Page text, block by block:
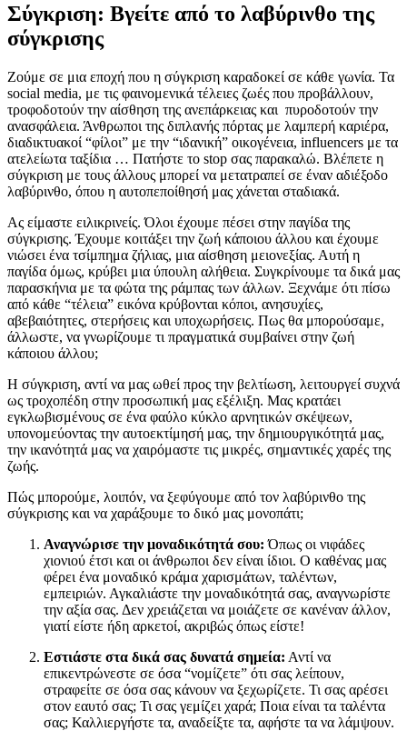
Σύγκριση: Βγείτε από το λαβύρινθο της
σύγκρισης
Ζούμε σε μια εποχή που η σύγκριση καραδοκεί σε κάθε γωνία. Τα
social media, με τις φαινομενικά τέλειες ζωές που προβάλλουν,
τροφοδοτούν την αίσθηση της ανεπάρκειας και πυροδοτούν την
ανασφάλεια. Άνθρωποι της διπλανής πόρτας με λαμπερή καριέρα,
διαδικτυακοί “φίλοι” με την “ιδανική” οικογένεια, influencers με τα
ατελείωτα ταξίδια … Πατήστε το stop σας παρακαλώ. Βλέπετε η
σύγκριση με τους άλλους μπορεί να μετατραπεί σε έναν αδιέξοδο
λαβύρινθο, όπου η αυτοπεποίθησή μας χάνεται σταδιακά.
Ας είμαστε ειλικρινείς. Όλοι έχουμε πέσει στην παγίδα της
σύγκρισης. Έχουμε κοιτάξει την ζωή κάποιου άλλου και έχουμε
νιώσει ένα τσίμπημα ζήλιας, μια αίσθηση μειονεξίας. Αυτή η
παγίδα όμως, κρύβει μια ύπουλη αλήθεια. Συγκρίνουμε τα δικά μας
παρασκήνια με τα φώτα της ράμπας των άλλων. Ξεχνάμε ότι πίσω
από κάθε “τέλεια” εικόνα κρύβονται κόποι, ανησυχίες,
αβεβαιότητες, στερήσεις και υποχωρήσεις. Πως θα μπορούσαμε,
άλλωστε, να γνωρίζουμε τι πραγματικά συμβαίνει στην ζωή
κάποιου άλλου;
Η σύγκριση, αντί να μας ωθεί προς την βελτίωση, λειτουργεί συχνά
ως τροχοπέδη στην προσωπική μας εξέλιξη. Μας κρατάει
εγκλωβισμένους σε ένα φαύλο κύκλο αρνητικών σκέψεων,
υπονομεύοντας την αυτοεκτίμησή μας, την δημιουργικότητά μας,
την ικανότητά μας να χαιρόμαστε τις μικρές, σημαντικές χαρές της
ζωής.
Πώς μπορούμε, λοιπόν, να ξεφύγουμε από τον λαβύρινθο της
σύγκρισης και να χαράξουμε το δικό μας μονοπάτι;
Αναγνώρισε την μοναδικότητά σου: Όπως οι νιφάδες
χιονιού έτσι και οι άνθρωποι δεν είναι ίδιοι. Ο καθένας μας
φέρει ένα μοναδικό κράμα χαρισμάτων, ταλέντων,
εμπειριών. Αγκαλιάστε την μοναδικότητά σας, αναγνωρίστε
την αξία σας. Δεν χρειάζεται να μοιάζετε σε κανέναν άλλον,
γιατί είστε ήδη αρκετοί, ακριβώς όπως είστε!
Εστιάστε στα δικά σας δυνατά σημεία: Αντί να
επικεντρώνεστε σε όσα “νομίζετε” ότι σας λείπουν,
στραφείτε σε όσα σας κάνουν να ξεχωρίζετε. Τι σας αρέσει
στον εαυτό σας; Τι σας γεμίζει χαρά; Ποια είναι τα ταλέντα
σας; Καλλιεργήστε τα, αναδείξτε τα, αφήστε τα να λάμψουν.